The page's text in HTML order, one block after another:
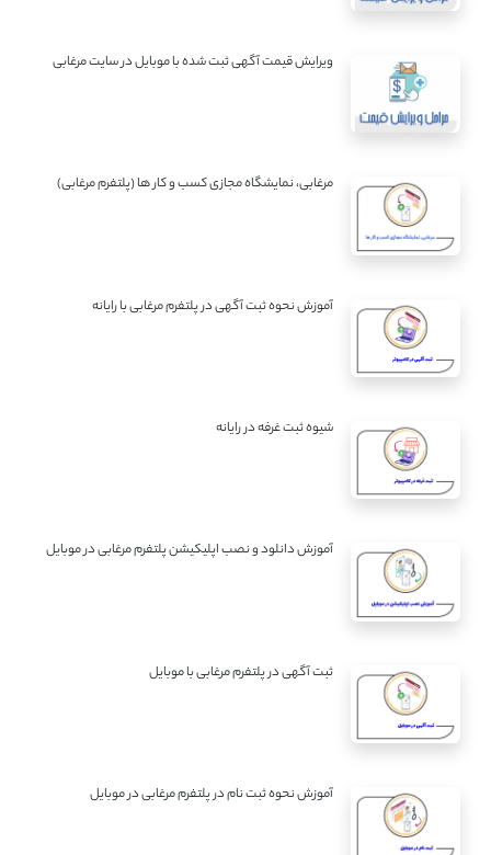
ویرایش قیمت آگهی ثبت شده با موبایل در سایت مرغابی
مرغابی، نمایشگاه مجازی کسب و کار ها (پلتفرم مرغابی)
آموزش نحوه ثبت آگهی در پلتفرم مرغابی با رایانه
شیوه ثبت غرفه در رایانه
آموزش دانلود و نصب اپلیکیشن پلتفرم مرغابی در موبایل
ثبت آگهی در پلتفرم مرغابی با موبایل
آموزش نحوه ثبت نام در پلتفرم مرغابی در موبایل